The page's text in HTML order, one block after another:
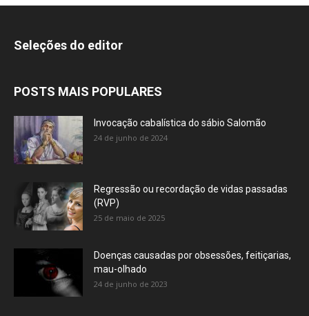
Seleções do editor
POSTS MAIS POPULARES
Invocação cabalística do sábio Salomão
24 de junho de 2024
Regressão ou recordação de vidas passadas
(RVP)
25 de maio de 2025
Doenças causadas por obsessões, feitiçarias,
mau-olhado
24 de junho de 2023